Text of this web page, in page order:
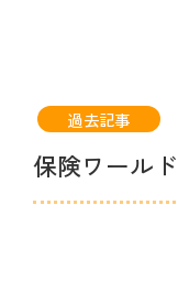
過去記事
保険ワール